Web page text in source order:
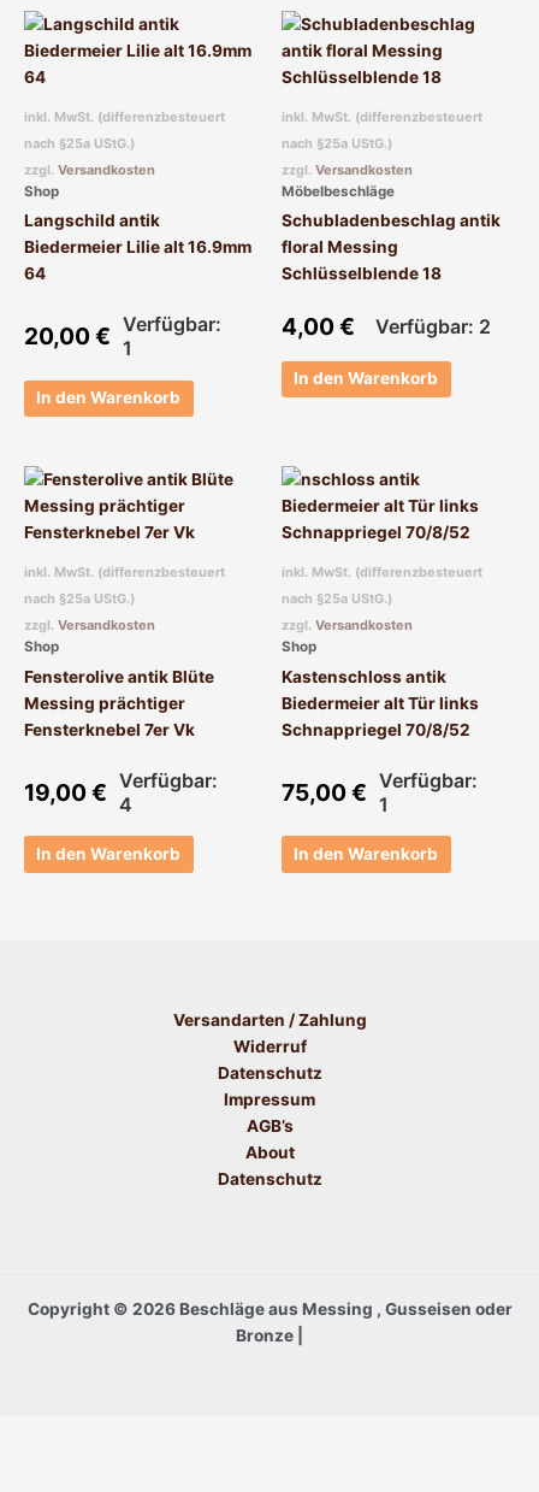
inkl. MwSt. (differenzbesteuert
nach §25a UStG.)
zzgl. Versandkosten
Shop
Langschild antik
Biedermeier Lilie alt 16.9mm
64
20,00€ Verfügbar:
1
In den Warenkorb
inkl. MwSt. (differenzbesteuert
nach §25a UStG.)
zzgl. Versandkosten
Möbelbeschläge
Schubladenbeschlag antik
floral Messing
Schlüsselblende 18
4,00€ Verfügbar: 2
In den Warenkorb
inkl. MwSt. (differenzbesteuert
nach §25a UStG.)
zzgl. Versandkosten
Shop
Fensterolive antik Blüte
Messing prächtiger
Fensterknebel 7er Vk
19,00€ Verfügbar:
4
In den Warenkorb
inkl. MwSt. (differenzbesteuert
nach §25a UStG.)
zzgl. Versandkosten
Shop
Kastenschloss antik
Biedermeier alt Tür links
Schnappriegel 70/8/52
75,00€ Verfügbar:
1
In den Warenkorb
Versandarten / Zahlung
Widerruf
Datenschutz
Impressum
AGB’s
About
Datenschutz
Copyright © 2026 Beschläge aus Messing , Gusseisen oder
Bronze |